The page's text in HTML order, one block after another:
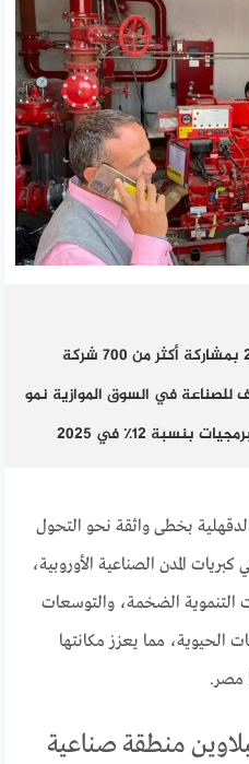
للصناعة في السوق الموازية نمو
12٪ في 2025
بخطى واثقة نحو التحول
المدن الصناعية الأوروبية،
التنموية الضخمة، والتوسعات
الحيوية، مما يعزز مكانتها
مصر.
منطقة صناعية